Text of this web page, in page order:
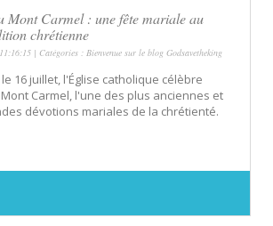
Mont Carmel : une fête mariale au
chrétienne
| Catégories : Bienvenue sur le blog Godsavetheking
16 juillet, l'Église catholique célèbre
Carmel, l'une des plus anciennes et
dévotions mariales de la chrétienté.